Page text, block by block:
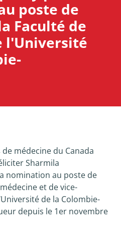
poste de
Faculté de
l'Université
de médecine du Canada
Sharmila
nomination au poste de
et de vice-
de la Colombie-
depuis le 1er novembre